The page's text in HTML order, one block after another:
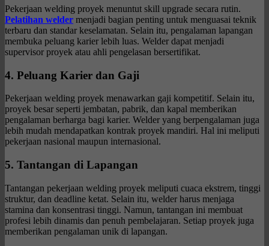
Pekerjaan welding proyek menuntut skill upgrade secara rutin.
Pelatihan welder menjadi bagian penting untuk menguasai teknik
terbaru dan standar keselamatan. Selain itu, pengalaman lapangan
membuka peluang karier lebih luas. Welder dapat menjadi
supervisor proyek atau ahli pengelasan bersertifikat.
4. Peluang Karier dan Gaji
Pekerjaan welding proyek menawarkan gaji kompetitif. Selain itu,
proyek besar seperti jembatan, pabrik, dan kapal memberikan
pengalaman berharga bagi karier. Welder yang berpengalaman juga
lebih mudah mendapatkan kontrak proyek mandiri. Hal ini meliputi
pekerjaan nasional maupun internasional.
5. Tantangan di Lapangan
Tantangan pekerjaan welding proyek meliputi cuaca ekstrem, tinggi
struktur, dan deadline ketat. Selain itu, welder harus menjaga
stamina dan konsentrasi tinggi. Namun, tantangan ini membuat
profesi lebih dinamis dan penuh pembelajaran. Setiap proyek juga
memberikan pengalaman unik di lapangan.